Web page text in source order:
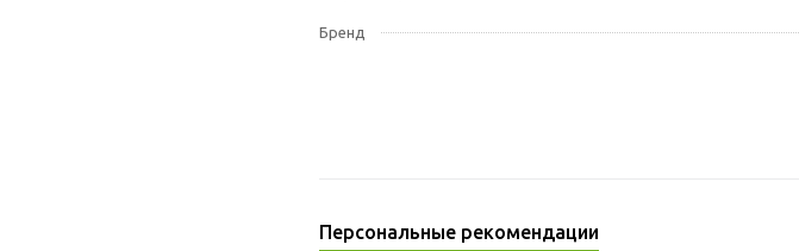
Бренд
Персональные рекомендации